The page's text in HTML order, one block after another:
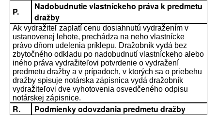
P.
Nadobudnutie vlastníckeho práva k predmetu
dražby
Ak vydražiteľ zaplatí cenu dosiahnutú vydražením v
ustanovenej lehote, prechádza na neho vlastnícke
právo dňom udelenia príklepu. Dražobník vydá bez
zbytočného odkladu po nadobudnutí vlastníckeho alebo
iného práva vydražiteľovi potvrdenie o vydražení
predmetu dražby a v prípadoch, v ktorých sa o priebehu
dražby spisuje notárska zápisnica vydá dražobník
vydražiteľovi dve vyhotovenia osvedčeného odpisu
notárskej zápisnice.
R. Podmienky odovzdania predmetu dražby